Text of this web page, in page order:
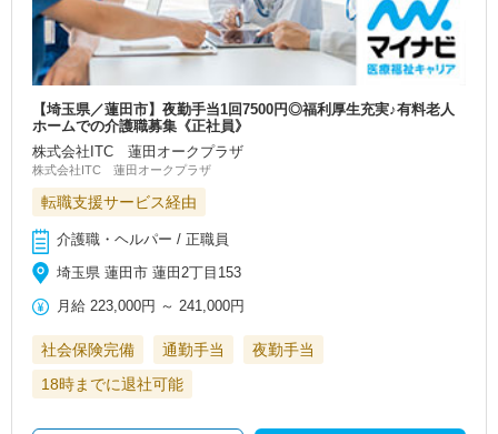
【埼玉県／蓮田市】夜勤手当1回7500円◎福利厚生充実♪有料老人
ホームでの介護職募集《正社員》
株式会社ITC 蓮田オークプラザ
株式会社ITC 蓮田オークプラザ
転職支援サービス経由
介護職・ヘルパー / 正職員
埼玉県 蓮田市 蓮田2丁目153
月給 223,000円 ～241,000円
社会保険完備 通勤手当
夜勤手当
18時までに退社可能